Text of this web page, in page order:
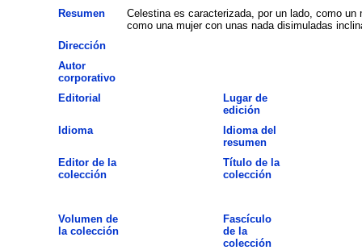
Resumen
Celestina es caracterizada, por un lado, como
como una mujer con unas nada disimuladas
Dirección
Autor
corporativo
Editorial
Lugar de
edición
Idioma
Idioma del
resumen
Editor de la
colección
Título de la
colección
Volumen de
la colección
Fascículo
de la
colección